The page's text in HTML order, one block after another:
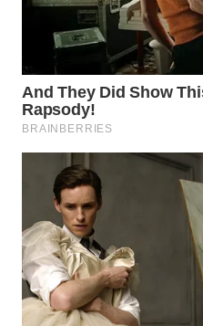
WN
MANDALIKA
WN
LIKUPANG
WN
LABUANBAJO
WN
BORNEO
Wahana
Media